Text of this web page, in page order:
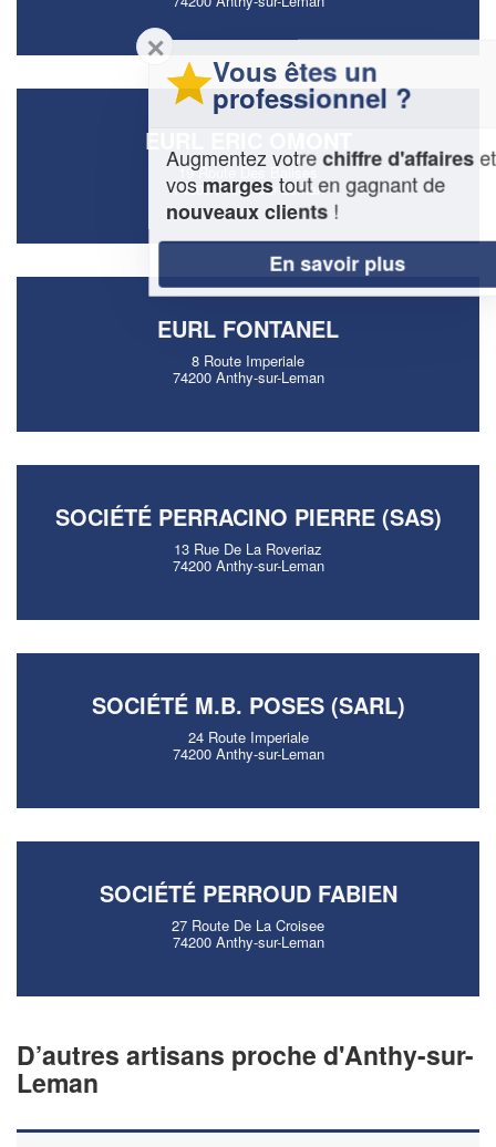
EURL ERIC OMONT
19 Route Des Balises
74200 Anthy-sur-Leman
EURL FONTANEL
8 Route Imperiale
74200 Anthy-sur-Leman
SOCIÉTÉ PERRACINO PIERRE (SAS)
13 Rue De La Roveriaz
74200 Anthy-sur-Leman
SOCIÉTÉ M.B. POSES (SARL)
24 Route Imperiale
74200 Anthy-sur-Leman
SOCIÉTÉ PERROUD FABIEN
27 Route De La Croisee
74200 Anthy-sur-Leman
D’autres artisans proche d'Anthy-sur-
Leman
✕
Vous êtes un
professionnel ?
Augmentez votrechiffre d'affaireset
vosmargestout en gagnant de
nouveaux clients!
En savoir plus